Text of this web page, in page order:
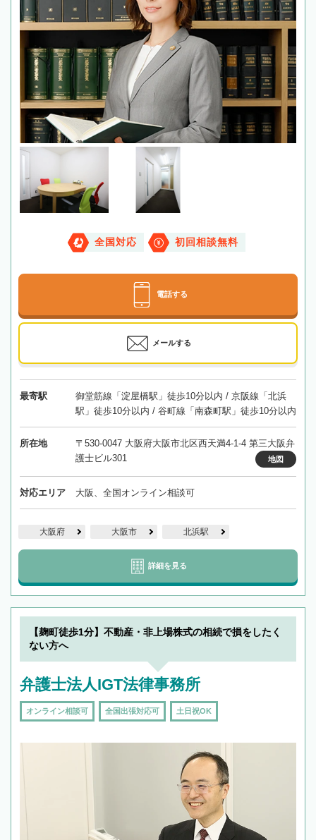
全国対応 初回相談無料
電話する
メールする
最寄駅
御堂筋線「淀屋橋駅」徒歩10分以内 / 京阪線「北浜
駅」徒歩10分以内 / 谷町線「南森町駅」徒歩10分以内
所在地
〒530-0047 大阪府大阪市北区西天満4-1-4 第三大阪弁
護士ビル301
地図
対応エリア 大阪、全国オンライン相談可
大阪府 大阪市 北浜駅
詳細を見る
【麹町徒歩1分】不動産・非上場株式の相続で損をしたく
ない方へ
弁護士法人IGT法律事務所
オンライン相談可 全国出張対応可 土日祝OK